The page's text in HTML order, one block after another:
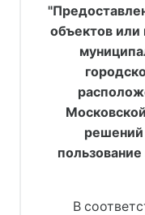
объектов или
решений
В